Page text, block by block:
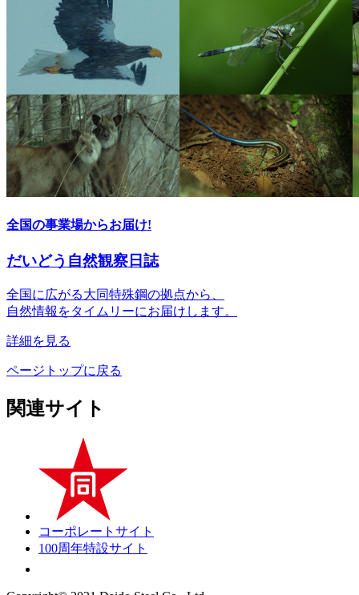
全国の事業場からお届け!
だいどう自然観察日誌
全国に広がる大同特殊鋼の拠点から、
自然情報をタイムリーにお届けします。
詳細を見る
ページトップに戻る
関連サイト
コーポレートサイト
100周年特設サイト